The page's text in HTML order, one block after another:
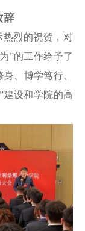
辞
热烈的祝贺，对
”的工作给予了
、博学笃行、
建设和学院的高